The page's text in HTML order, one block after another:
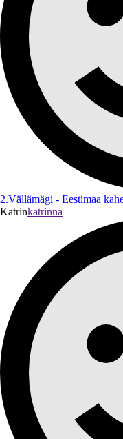
2.Vällämägi - Eestimaa
Katrinkatrinna